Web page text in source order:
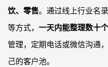
饮、零售。通过线上行业名
等方式， 一天内能整理数十
管理，定期电话或微信沟通
己的客户池。